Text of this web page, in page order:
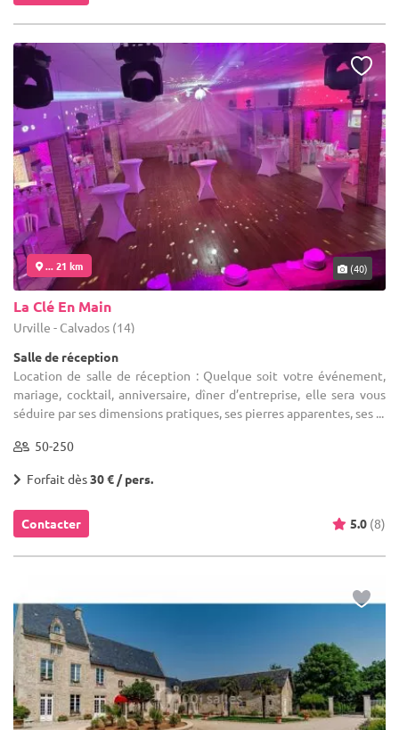
... 21 km (40)
La Clé En Main
Urville - Calvados (14)
Salle de réception
Location de salle de réception : Quelque soit votre événement,
mariage, cocktail, anniversaire, dîner d’entreprise, elle sera vous
séduire par ses dimensions pratiques, ses pierres apparentes, ses ...
50-250
Forfait dès30 € / pers.
Contacter 5.0 (8)